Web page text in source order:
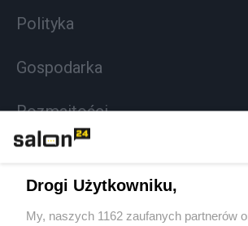
Polityka
Gospodarka
Rozmaitości
Sport
Drogi Użytkowniku,
My, naszych 1162 zaufanych partnerów